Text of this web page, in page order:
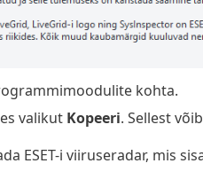
kohta.
valikut Kopeeri. Sellest
ESET-i viiruseradar, mis